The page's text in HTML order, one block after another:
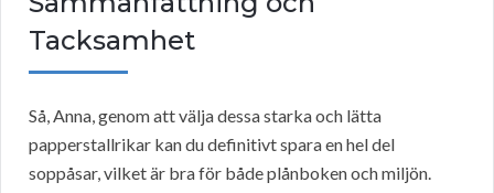
Tacksamhet
Så, Anna, genom att välja dessa starka och lätta
papperstallrikar kan du definitivt spara en hel del
soppåsar, vilket är bra för både plånboken och miljön.